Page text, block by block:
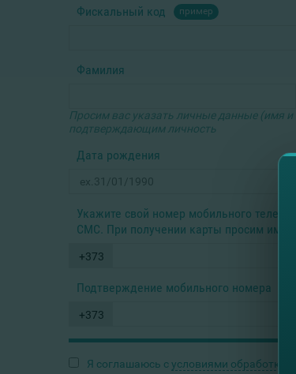
Фискальный код пример
Фамилия
Просим вас указать личные данные (имя
подтверждающим личность
Дата рождения
Укажите свой номер мобильного
СМС. При получении карты просим
+373
Подтверждение мобильного номера
+373
Я соглашаюсь с условиями обработки